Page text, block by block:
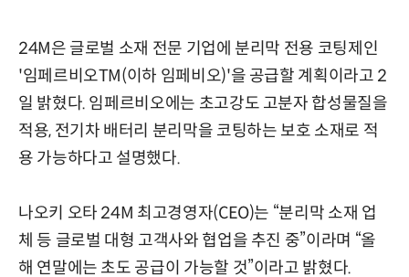
24M은 글로벌 소재 전문 기업에 분리막 전용 코팅제인
'임페르비오TM(이하 임페비오)'을 공급할 계획이라고 2
일 밝혔다. 임페르비오에는 초고강도 고분자 합성물질을
적용, 전기차 배터리 분리막을 코팅하는 보호 소재로 적
용 가능하다고 설명했다.
나오키 오타 24M 최고경영자(CEO)는 “분리막 소재 업
체 등 글로벌 대형 고객사와 협업을 추진 중”이라며 “올
해 연말에는 초도 공급이 가능할 것”이라고 밝혔다.